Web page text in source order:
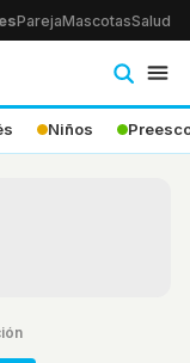
ParejaMascotasSalud
Niños